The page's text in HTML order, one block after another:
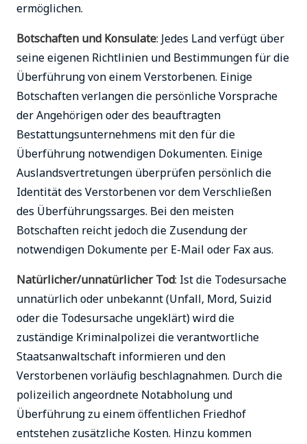
ermöglichen.
Botschaften und Konsulate: Jedes Land verfügt über
seine eigenen Richtlinien und Bestimmungen für die
Überführung von einem Verstorbenen. Einige
Botschaften verlangen die persönliche Vorsprache
der Angehörigen oder des beauftragten
Bestattungsunternehmens mit den für die
Überführung notwendigen Dokumenten. Einige
Auslandsvertretungen überprüfen persönlich die
Identität des Verstorbenen vor dem Verschließen
des Überführungssarges. Bei den meisten
Botschaften reicht jedoch die Zusendung der
notwendigen Dokumente per E-Mail oder Fax aus.
Natürlicher/unnatürlicher Tod: Ist die Todesursache
unnatürlich oder unbekannt (Unfall, Mord, Suizid
oder die Todesursache ungeklärt) wird die
zuständige Kriminalpolizei die verantwortliche
Staatsanwaltschaft informieren und den
Verstorbenen vorläufig beschlagnahmen. Durch die
polizeilich angeordnete Notabholung und
Überführung zu einem öffentlichen Friedhof
entstehen zusätzliche Kosten. Hinzu kommen